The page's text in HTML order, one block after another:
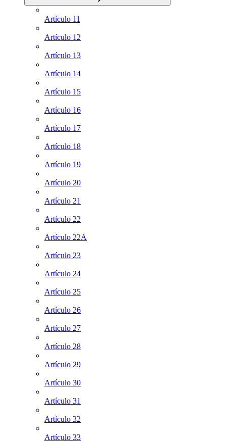
Artículo 11
Artículo 12
Artículo 13
Artículo 14
Artículo 15
Artículo 16
Artículo 17
Artículo 18
Artículo 19
Artículo 20
Artículo 21
Artículo 22
Artículo 22A
Artículo 23
Artículo 24
Artículo 25
Artículo 26
Artículo 27
Artículo 28
Artículo 29
Artículo 30
Artículo 31
Artículo 32
Artículo 33